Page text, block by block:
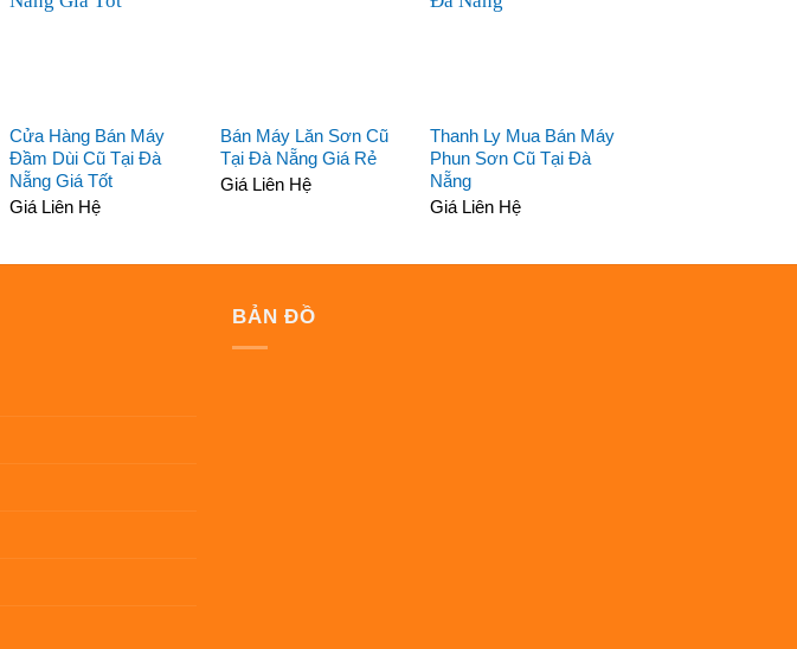
Cửa Hàng Bán Máy
Đầm Dùi Cũ Tại Đà
Nẵng Giá Tốt
Giá Liên Hệ
Bán Máy Lăn Sơn Cũ
Tại Đà Nẵng Giá Rẻ
Giá Liên Hệ
Thanh Ly Mua Bán Máy
Phun Sơn Cũ Tại Đà
Nẵng
Giá Liên Hệ
BẢN ĐỒ